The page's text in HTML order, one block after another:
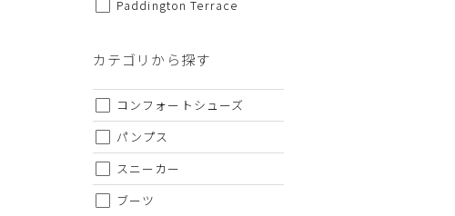
Paddington Terrace
カテゴリから探す
コンフォートシューズ
パンプス
スニーカー
ブーツ